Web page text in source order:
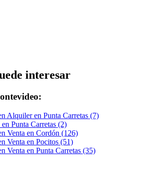
interesar
Alquiler en Punta Carretas (7)
en Punta Carretas (2)
Venta en Cordón (126)
Venta en Pocitos (51)
Venta en Punta Carretas (35)